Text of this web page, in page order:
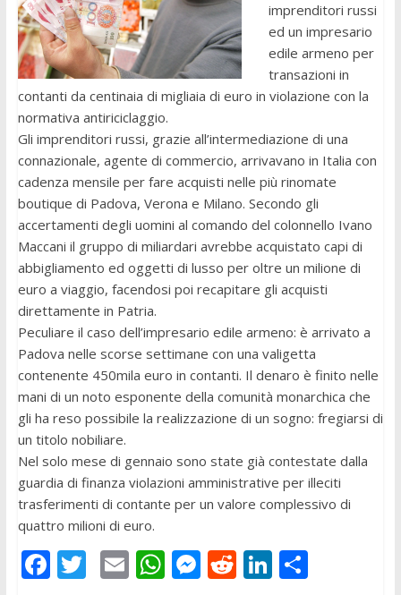
imprenditori russi
ed un impresario
edile armeno per
transazioni in
contanti da centinaia di migliaia di euro in violazione con la
normativa antiriciclaggio.
Gli imprenditori russi, grazie all’intermediazione di una
connazionale, agente di commercio, arrivavano in Italia con
cadenza mensile per fare acquisti nelle più rinomate
boutique di Padova, Verona e Milano. Secondo gli
accertamenti degli uomini al comando del colonnello Ivano
Maccani il gruppo di miliardari avrebbe acquistato capi di
abbigliamento ed oggetti di lusso per oltre un milione di
euro a viaggio, facendosi poi recapitare gli acquisti
direttamente in Patria.
Peculiare il caso dell’impresario edile armeno: è arrivato a
Padova nelle scorse settimane con una valigetta
contenente 450mila euro in contanti. Il denaro è finito nelle
mani di un noto esponente della comunità monarchica che
gli ha reso possibile la realizzazione di un sogno: fregiarsi di
un titolo nobiliare.
Nel solo mese di gennaio sono state già contestate dalla
guardia di finanza violazioni amministrative per illeciti
trasferimenti di contante per un valore complessivo di
quattro milioni di euro.
F T E W M R Li C